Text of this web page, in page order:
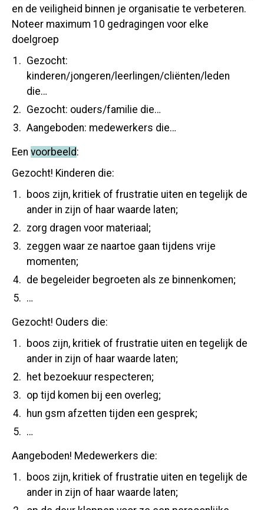
en de veiligheid binnen je organisatie te verbeteren.
Noteer maximum 10 gedragingen voor elke
doelgroep
Gezocht:
kinderen/jongeren/leerlingen/cliënten/leden
die…
Gezocht: ouders/familie die…
Aangeboden: medewerkers die…
Een voorbeeld:
Gezocht! Kinderen die:
boos zijn, kritiek of frustratie uiten en tegelijk de
ander in zijn of haar waarde laten;
zorg dragen voor materiaal;
zeggen waar ze naartoe gaan tijdens vrije
momenten;
de begeleider begroeten als ze binnenkomen;
…
Gezocht! Ouders die:
boos zijn, kritiek of frustratie uiten en tegelijk de
ander in zijn of haar waarde laten;
het bezoekuur respecteren;
op tijd komen bij een overleg;
hun gsm afzetten tijden een gesprek;
…
Aangeboden! Medewerkers die:
boos zijn, kritiek of frustratie uiten en tegelijk de
ander in zijn of haar waarde laten;